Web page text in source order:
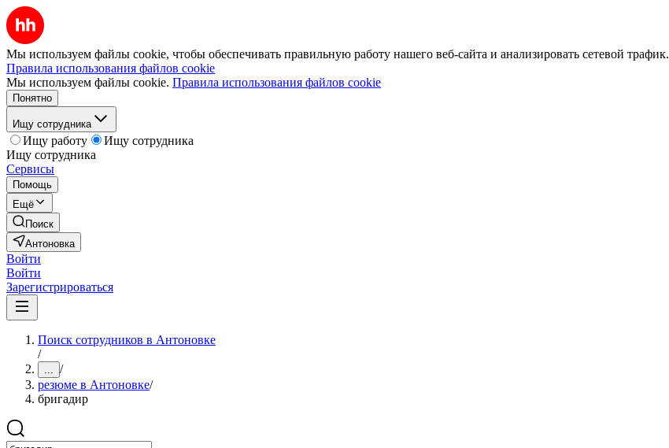
Мы используем файлы cookie, чтобы обеспечивать правильную работу нашего веб-сайта и анализировать сетевой трафик.
Правила использования файлов cookie
Мы используем файлы cookie. Правила использования файлов cookie
Понятно
Ищу сотрудника
Ищу работу
Ищу сотрудника
Ищу сотрудника
Сервисы
Помощь
Ещё
Поиск
Антоновка
Войти
Войти
Зарегистрироваться
Поиск сотрудников в Антоновке
/
... /
резюме в Антоновке/
бригадир